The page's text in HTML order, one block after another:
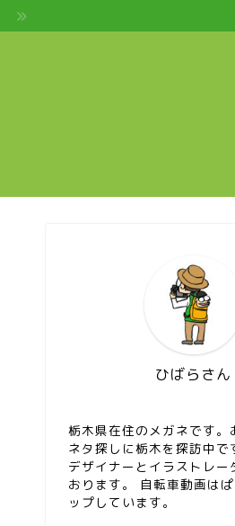
ひばらさん
栃木県在住のメガネです。
ネタ探しに栃木を探訪中で
デザイナーとイラストレー
おります。 自転車動画は
ップしています。